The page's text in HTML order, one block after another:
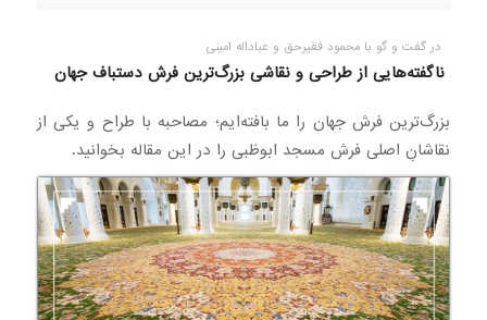
در گفت و گو با محمود فقیرحق و عباداله امینی
ناگفته‌هایی از طراحی و نقاشی بزرگ‌ترین فرش دستباف جهان
بزرگ‌ترین فرش جهان را ما بافته‌ایم؛ مصاحبه با طراح و یکی از
نقاشانِ اصلی فرش مسجد ابوظبی را در این مقاله بخوانید.